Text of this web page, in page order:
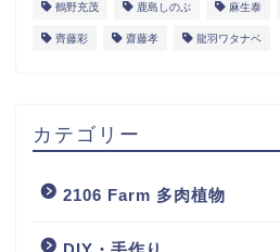
鶴野充茂 鹿島しのぶ 麻生泰
齊藤彩 齋藤孝 龍羽ワタナベ
カテゴリー
2106 Farm 多肉植物